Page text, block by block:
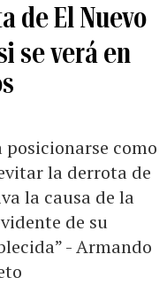
de El Nuevo
se verá en
posicionarse como
la derrota de
la causa de la
de su
- Armando